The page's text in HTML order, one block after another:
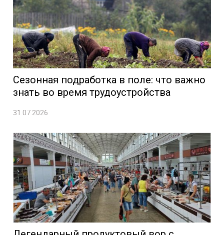
Сезонная подработка в поле: что важно
знать во время трудоустройства
31.07.2026